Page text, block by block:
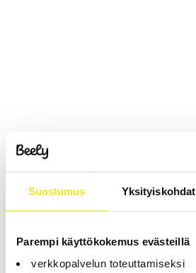
Suostumus Yksityiskohdat
Parempi käyttökokemus evästeillä
verkkopalvelun toteuttamiseksi